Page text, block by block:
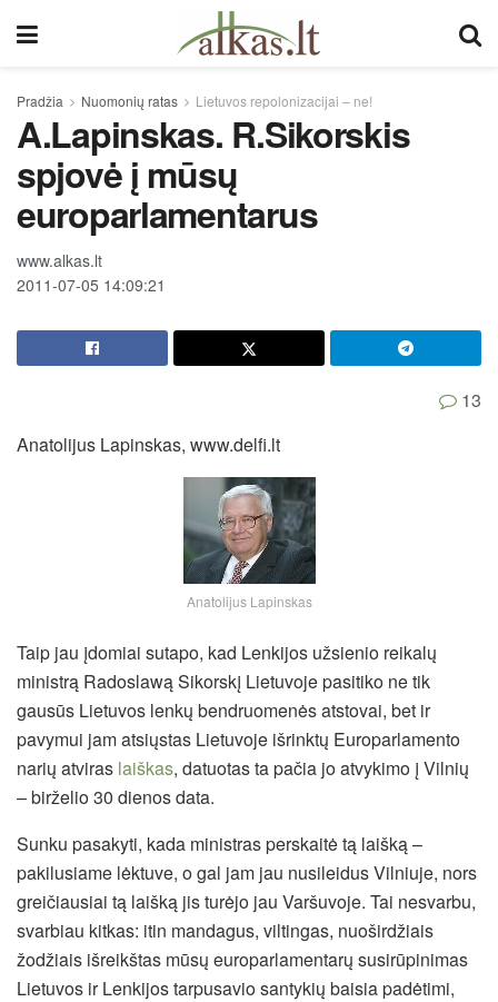
Pradžia Nuomonių ratas Lietuvos repolonizacijai – ne!
A.Lapinskas. R.Sikorskis
spjovė į mūsų
europarlamentarus
www.alkas.lt
2011-07-05 14:09:21
13
Anatolijus Lapinskas, www.delfi.lt
Anatolijus Lapinskas
Taip jau įdomiai sutapo, kad Lenkijos užsienio reikalų
ministrą Radoslawą Sikorskį Lietuvoje pasitiko ne tik
gausūs Lietuvos lenkų bendruomenės atstovai, bet ir
pavymui jam atsiųstas Lietuvoje išrinktų Europarlamento
narių atviras laiškas, datuotas ta pačia jo atvykimo į Vilnių
– birželio 30 dienos data.
Sunku pasakyti, kada ministras perskaitė tą laišką –
pakilusiame lėktuve, o gal jam jau nusileidus Vilniuje, nors
greičiausiai tą laišką jis turėjo jau Varšuvoje. Tai nesvarbu,
svarbiau kitkas: itin mandagus, viltingas, nuoširdžiais
žodžiais išreikštas mūsų europarlamentarų susirūpinimas
Lietuvos ir Lenkijos tarpusavio santykių baisia padėtimi,